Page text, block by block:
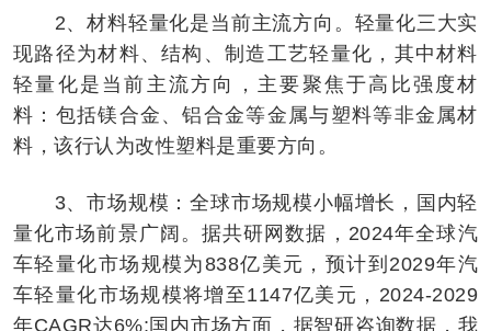
2、材料轻量化是当前主流方向。轻量化三大实
现路径为材料、结构、制造工艺轻量化，其中材料
轻量化是当前主流方向，主要聚焦于高比强度材
料：包括镁合金、铝合金等金属与塑料等非金属材
料，该行认为改性塑料是重要方向。
3、市场规模：全球市场规模小幅增长，国内轻
量化市场前景广阔。据共研网数据，2024年全球汽
车轻量化市场规模为838亿美元，预计到2029年汽
车轻量化市场规模将增至1147亿美元，2024-2029
年CAGR达6%;国内市场方面，据智研咨询数据，我